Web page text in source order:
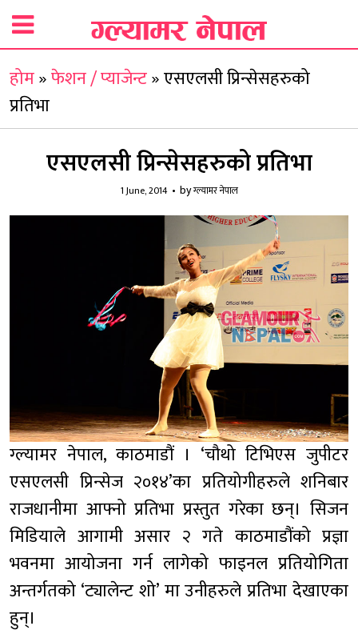
होम»फेशन / प्याजेन्ट»एसएलसी प्रिन्सेसहरुको
प्रतिभा
एसएलसी प्रिन्सेसहरुको प्रतिभा
1 June, 2014 byग्ल्यामर नेपाल
ग्ल्यामर नेपाल, काठमाडौं । ‘चौथो टिभिएस जुपीटर
एसएलसी प्रिन्सेज २०१४’का प्रतियोगीहरुले शनिबार
राजधानीमा आफ्नो प्रतिभा प्रस्तुत गरेका छन्। सिजन
मिडियाले आगामी असार २ गते काठमाडौंको प्रज्ञा
भवनमा आयोजना गर्न लागेको फाइनल प्रतियोगिता
अन्तर्गतको ‘ट्यालेन्ट शो’ मा उनीहरुले प्रतिभा देखाएका
हुन्।